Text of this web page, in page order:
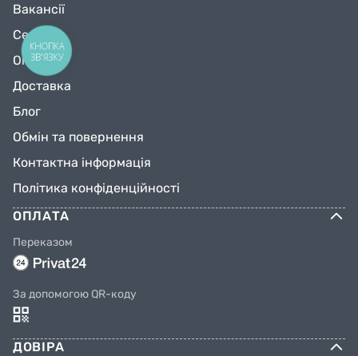
Вакансії
Сервіс
Оплата
Доставка
Блог
Обмін та повернення
Контактна інформація
Політика конфіденційності
ОПЛАТА
Переказом
За допомогою QR-коду
ДОВІРА
КНОПКА
ЗВ'ЯЗКУ